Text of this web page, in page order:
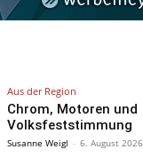
Aus der Region
Chrom, Motoren und
Volksfeststimmung
Susanne Weigl - 6. August 2026